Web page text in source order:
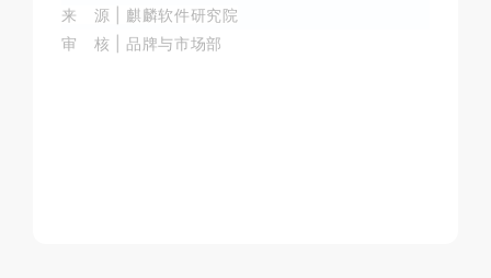
来 源
麒麟软件研究院
审 核
品牌与市场部